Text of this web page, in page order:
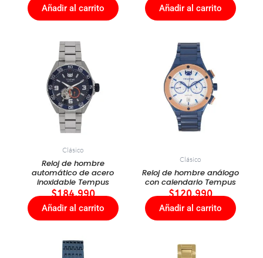
Añadir al carrito Añadir al carrito
Clásico
Reloj de hombre
automático de acero
inoxidable Tempus
$184.990
Añadir al carrito
Clásico
Reloj de hombre análogo
con calendario Tempus
$120.990
Añadir al carrito